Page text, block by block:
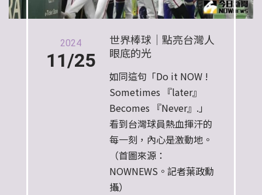
11/25
2024
世界棒球｜點亮台灣人
眼底的光
如同這句「Do it NOW !
Sometimes 『later』
Becomes 『Never』.」
看到台灣球員熱血揮汗的
每一刻，內心是激動地。
（首圖來源：
NOWNEWS。記者葉政勳
攝）